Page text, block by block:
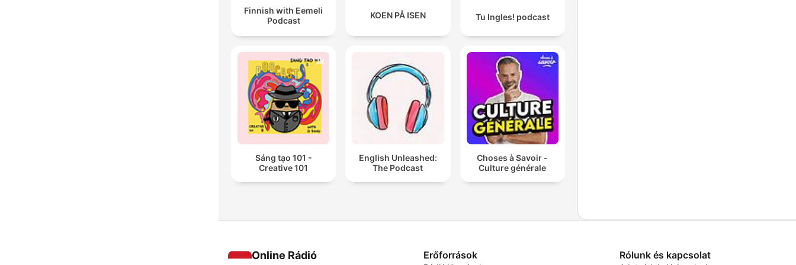
Finnish with Eemeli
Podcast
KOEN PÅ ISEN Tu Ingles! podcast
Sáng tạo 101 -
Creative 101
English Unleashed:
The Podcast
Choses à Savoir -
Culture générale
Online Rádió Erőforrások Rólunk és kapcsolat